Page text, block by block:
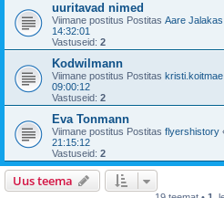
uuritavad nimed
Viimane postitus Postitas Aare Jalakas
14:32:01
Vastuseid: 2
Kodwilmann
Viimane postitus Postitas kristi.koitmae
09:00:12
Vastuseid: 2
Eva Tonmann
Viimane postitus Postitas flyershistory
21:15:12
Vastuseid: 2
Uus teema